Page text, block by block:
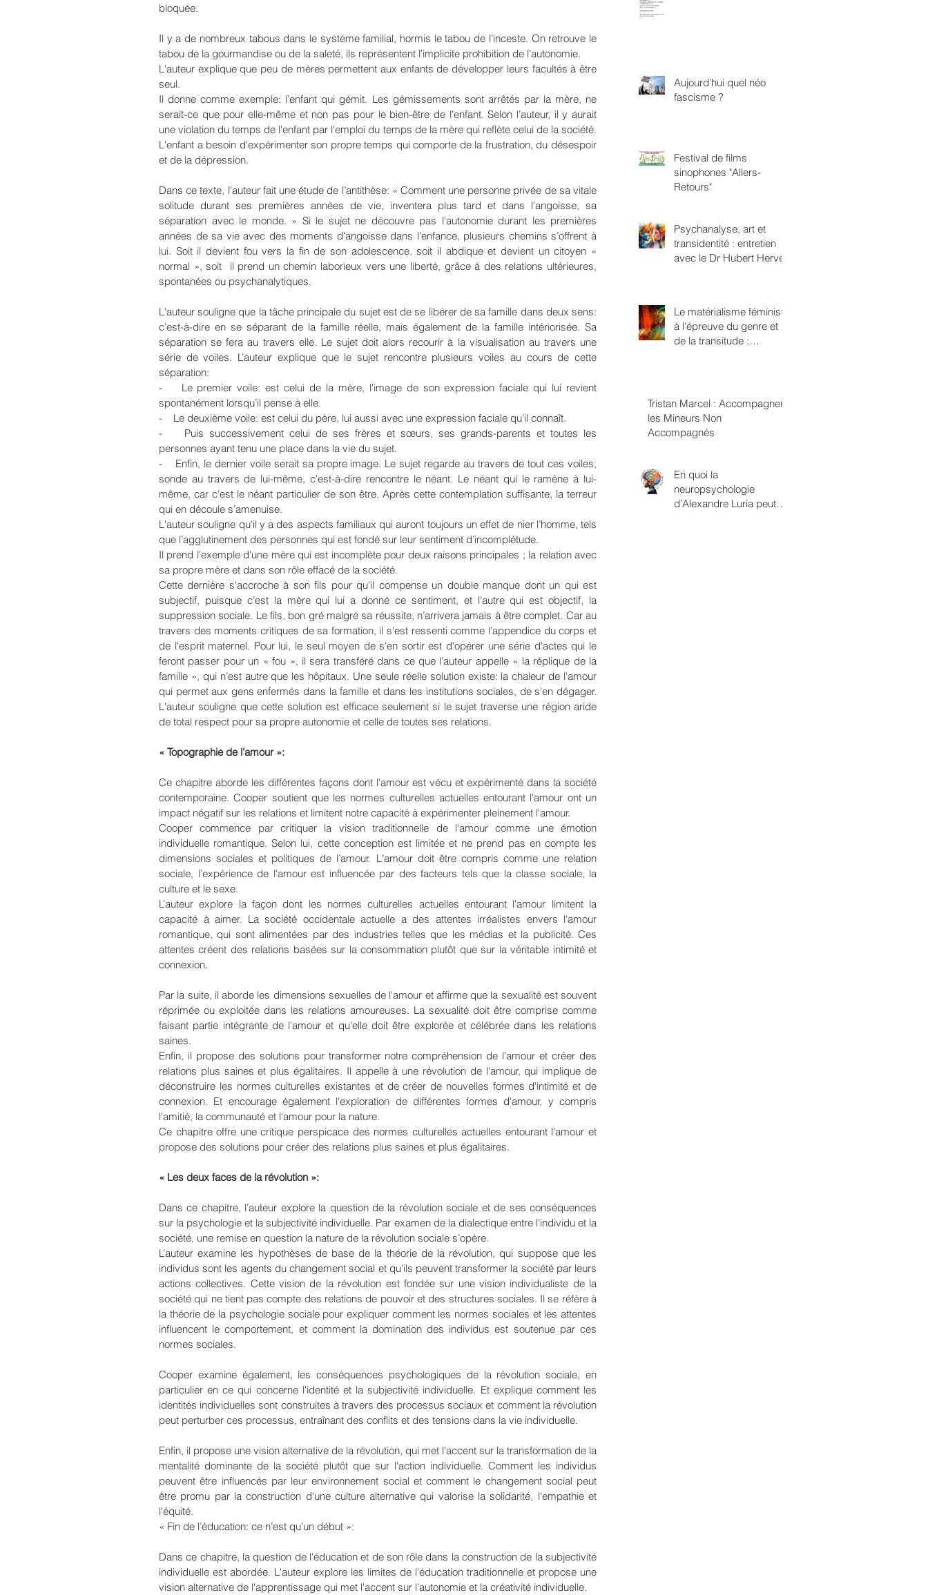
bloquée.
Il y a de nombreux tabous dans le système familial, hormis le tabou de l’inceste. On retrouve le
tabou de la gourmandise ou de la saleté, ils représentent l'implicite prohibition de l'autonomie.
L'auteur explique que peu de mères permettent aux enfants de développer leurs facultés à être
seul.
Il donne comme exemple: l’enfant qui gémit. Les gémissements sont arrêtés par la mère, ne
serait-ce que pour elle-même et non pas pour le bien-être de l'enfant. Selon l’auteur, il y aurait
une violation du temps de l'enfant par l'emploi du temps de la mère qui reflète celui de la société.
L'enfant a besoin d'expérimenter son propre temps qui comporte de la frustration, du désespoir
et de la dépression.
Dans ce texte, l'auteur fait une étude de l’antithèse: « Comment une personne privée de sa vitale
solitude durant ses premières années de vie, inventera plus tard et dans l'angoisse, sa
séparation avec le monde. » Si le sujet ne découvre pas l'autonomie durant les premières
années de sa vie avec des moments d'angoisse dans l'enfance, plusieurs chemins s’offrent à
lui. Soit il devient fou vers la fin de son adolescence, soit il abdique et devient un citoyen «
normal », soit  il prend un chemin laborieux vers une liberté, grâce à des relations ultérieures,
spontanées ou psychanalytiques.
L'auteur souligne que la tâche principale du sujet est de se libérer de sa famille dans deux sens:
c’est-à-dire en se séparant de la famille réelle, mais également de la famille intériorisée. Sa
séparation se fera au travers elle. Le sujet doit alors recourir à la visualisation au travers une
série de voiles. L’auteur explique que le sujet rencontre plusieurs voiles au cours de cette
séparation:
-    Le premier voile: est celui de la mère, l'image de son expression faciale qui lui revient
spontanément lorsqu’il pense à elle.
-    Le deuxième voile: est celui du père, lui aussi avec une expression faciale qu'il connaît.
-    Puis successivement celui de ses frères et sœurs, ses grands-parents et toutes les
personnes ayant tenu une place dans la vie du sujet.
-    Enfin, le dernier voile serait sa propre image. Le sujet regarde au travers de tout ces voiles,
sonde au travers de lui-même, c'est-à-dire rencontre le néant. Le néant qui le ramène à lui-
même, car c'est le néant particulier de son être. Après cette contemplation suffisante, la terreur
qui en découle s’amenuise.
L'auteur souligne qu'il y a des aspects familiaux qui auront toujours un effet de nier l’homme, tels
que l’agglutinement des personnes qui est fondé sur leur sentiment d’incomplétude.
Il prend l'exemple d'une mère qui est incomplète pour deux raisons principales ; la relation avec
sa propre mère et dans son rôle effacé de la société.
Cette dernière s'accroche à son fils pour qu'il compense un double manque dont un qui est
subjectif, puisque c’est la mère qui lui a donné ce sentiment, et l'autre qui est objectif, la
suppression sociale. Le fils, bon gré malgré sa réussite, n’arrivera jamais à être complet. Car au
travers des moments critiques de sa formation, il s'est ressenti comme l'appendice du corps et
de l'esprit maternel. Pour lui, le seul moyen de s'en sortir est d'opérer une série d'actes qui le
feront passer pour un « fou », il sera transféré dans ce que l'auteur appelle « la réplique de la
famille », qui n’est autre que les hôpitaux. Une seule réelle solution existe: la chaleur de l'amour
qui permet aux gens enfermés dans la famille et dans les institutions sociales, de s'en dégager.
L'auteur souligne que cette solution est efficace seulement si le sujet traverse une région aride
de total respect pour sa propre autonomie et celle de toutes ses relations.
« Topographie de l’amour »:
Ce chapitre aborde les différentes façons dont l'amour est vécu et expérimenté dans la société
contemporaine. Cooper soutient que les normes culturelles actuelles entourant l'amour ont un
impact négatif sur les relations et limitent notre capacité à expérimenter pleinement l'amour.
Cooper commence par critiquer la vision traditionnelle de l'amour comme une émotion
individuelle romantique. Selon lui, cette conception est limitée et ne prend pas en compte les
dimensions sociales et politiques de l’amour. L'amour doit être compris comme une relation
sociale, l’expérience de l'amour est influencée par des facteurs tels que la classe sociale, la
culture et le sexe.
L’auteur explore la façon dont les normes culturelles actuelles entourant l'amour limitent la
capacité à aimer. La société occidentale actuelle a des attentes irréalistes envers l'amour
romantique, qui sont alimentées par des industries telles que les médias et la publicité. Ces
attentes créent des relations basées sur la consommation plutôt que sur la véritable intimité et
connexion.
Par la suite, il aborde les dimensions sexuelles de l'amour et affirme que la sexualité est souvent
réprimée ou exploitée dans les relations amoureuses. La sexualité doit être comprise comme
faisant partie intégrante de l'amour et qu'elle doit être explorée et célébrée dans les relations
saines.
Enfin, il propose des solutions pour transformer notre compréhension de l'amour et créer des
relations plus saines et plus égalitaires. Il appelle à une révolution de l'amour, qui implique de
déconstruire les normes culturelles existantes et de créer de nouvelles formes d'intimité et de
connexion. Et encourage également l'exploration de différentes formes d'amour, y compris
l'amitié, la communauté et l'amour pour la nature.
Ce chapitre offre une critique perspicace des normes culturelles actuelles entourant l'amour et
propose des solutions pour créer des relations plus saines et plus égalitaires.
« Les deux faces de la révolution »:
Dans ce chapitre, l’auteur explore la question de la révolution sociale et de ses conséquences
sur la psychologie et la subjectivité individuelle. Par examen de la dialectique entre l'individu et la
société, une remise en question la nature de la révolution sociale s’opère.
L’auteur examine les hypothèses de base de la théorie de la révolution, qui suppose que les
individus sont les agents du changement social et qu'ils peuvent transformer la société par leurs
actions collectives. Cette vision de la révolution est fondée sur une vision individualiste de la
société qui ne tient pas compte des relations de pouvoir et des structures sociales. Il se réfère à
la théorie de la psychologie sociale pour expliquer comment les normes sociales et les attentes
influencent le comportement, et comment la domination des individus est soutenue par ces
normes sociales.
Cooper examine également, les conséquences psychologiques de la révolution sociale, en
particulier en ce qui concerne l'identité et la subjectivité individuelle. Et explique comment les
identités individuelles sont construites à travers des processus sociaux et comment la révolution
peut perturber ces processus, entraînant des conflits et des tensions dans la vie individuelle.
Enfin, il propose une vision alternative de la révolution, qui met l'accent sur la transformation de la
mentalité dominante de la société plutôt que sur l'action individuelle. Comment les individus
peuvent être influencés par leur environnement social et comment le changement social peut
être promu par la construction d'une culture alternative qui valorise la solidarité, l'empathie et
l'équité.
« Fin de l’éducation: ce n’est qu’un début »:
Dans ce chapitre, la question de l'éducation et de son rôle dans la construction de la subjectivité
individuelle est abordée. L'auteur explore les limites de l'éducation traditionnelle et propose une
vision alternative de l'apprentissage qui met l'accent sur l'autonomie et la créativité individuelle.
Aujourd’hui quel néo
fascisme ?
Festival de films
sinophones "Allers-
Retours"
Psychanalyse, art et
transidentité : entretien
avec le Dr Hubert Hervé
Le matérialisme féministe
à l'épreuve du genre et
de la transitude :
Tristan Marcel : Accompagner
les Mineurs Non
Accompagnés
En quoi la
neuropsychologie
d’Alexandre Luria peut